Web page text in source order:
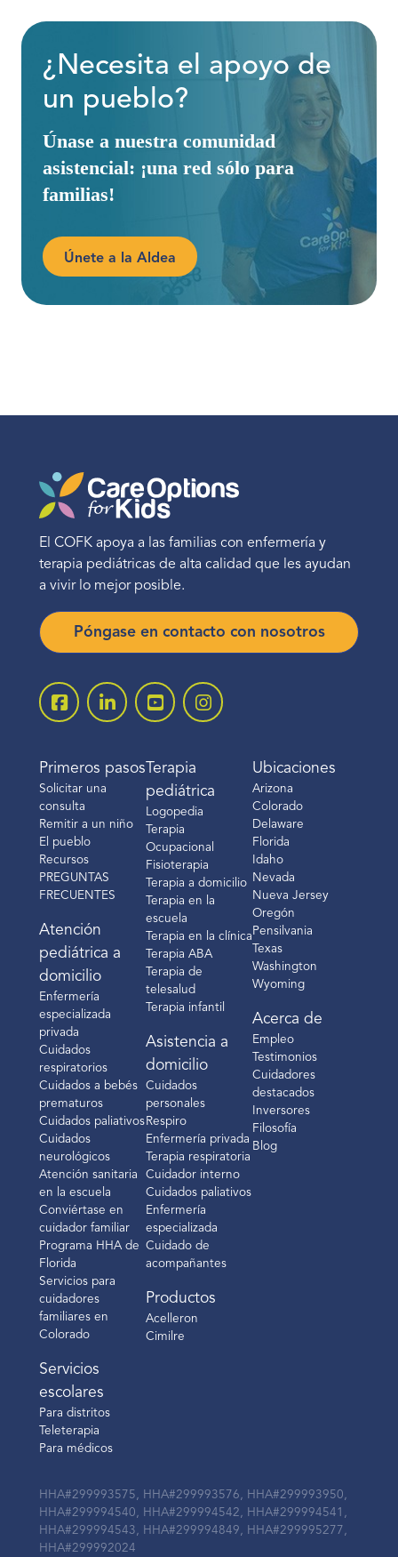
¿Necesita el apoyo de
un pueblo?
Únase a nuestra comunidad
asistencial: ¡una red sólo para
familias!
Únete a la Aldea
El COFK apoya a las familias con enfermería y
terapia pediátricas de alta calidad que les ayudan
a vivir lo mejor posible.
Póngase en contacto con nosotros
Primeros pasos
Solicitar una
consulta
Remitir a un niño
El pueblo
Recursos
PREGUNTAS
FRECUENTES
Atención
pediátrica a
domicilio
Enfermería
especializada
privada
Cuidados
respiratorios
Cuidados a bebés
prematuros
Cuidados paliativos
Cuidados
neurológicos
Atención sanitaria
en la escuela
Conviértase en
cuidador familiar
Programa HHA de
Florida
Servicios para
cuidadores
familiares en
Colorado
Servicios
escolares
Para distritos
Teleterapia
Para médicos
Terapia
pediátrica
Logopedia
Terapia
Ocupacional
Fisioterapia
Terapia a domicilio
Terapia en la
escuela
Terapia en la clínica
Terapia ABA
Terapia de
telesalud
Terapia infantil
Asistencia a
domicilio
Cuidados
personales
Respiro
Enfermería privada
Terapia respiratoria
Cuidador interno
Cuidados paliativos
Enfermería
especializada
Cuidado de
acompañantes
Productos
Acelleron
Cimilre
Ubicaciones
Arizona
Colorado
Delaware
Florida
Idaho
Nevada
Nueva Jersey
Oregón
Pensilvania
Texas
Washington
Wyoming
Acerca de
Empleo
Testimonios
Cuidadores
destacados
Inversores
Filosofía
Blog
HHA#299993575, HHA#299993576, HHA#299993950,
HHA#299994540, HHA#299994542, HHA#299994541,
HHA#299994543, HHA#299994849, HHA#299995277,
HHA#299992024